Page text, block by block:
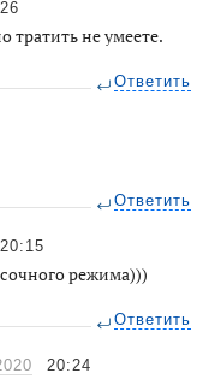
тратить не умеете.
Ответить
Ответить
20:15
режима)))
Ответить
20:24